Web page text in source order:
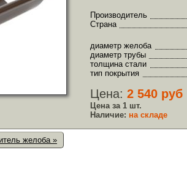
Производитель
Страна
диаметр желоба
диаметр трубы
толщина стали
тип покрытия
Цена: 2 540 руб
Цена за 1 шт.
Наличие: на складе
желоба »